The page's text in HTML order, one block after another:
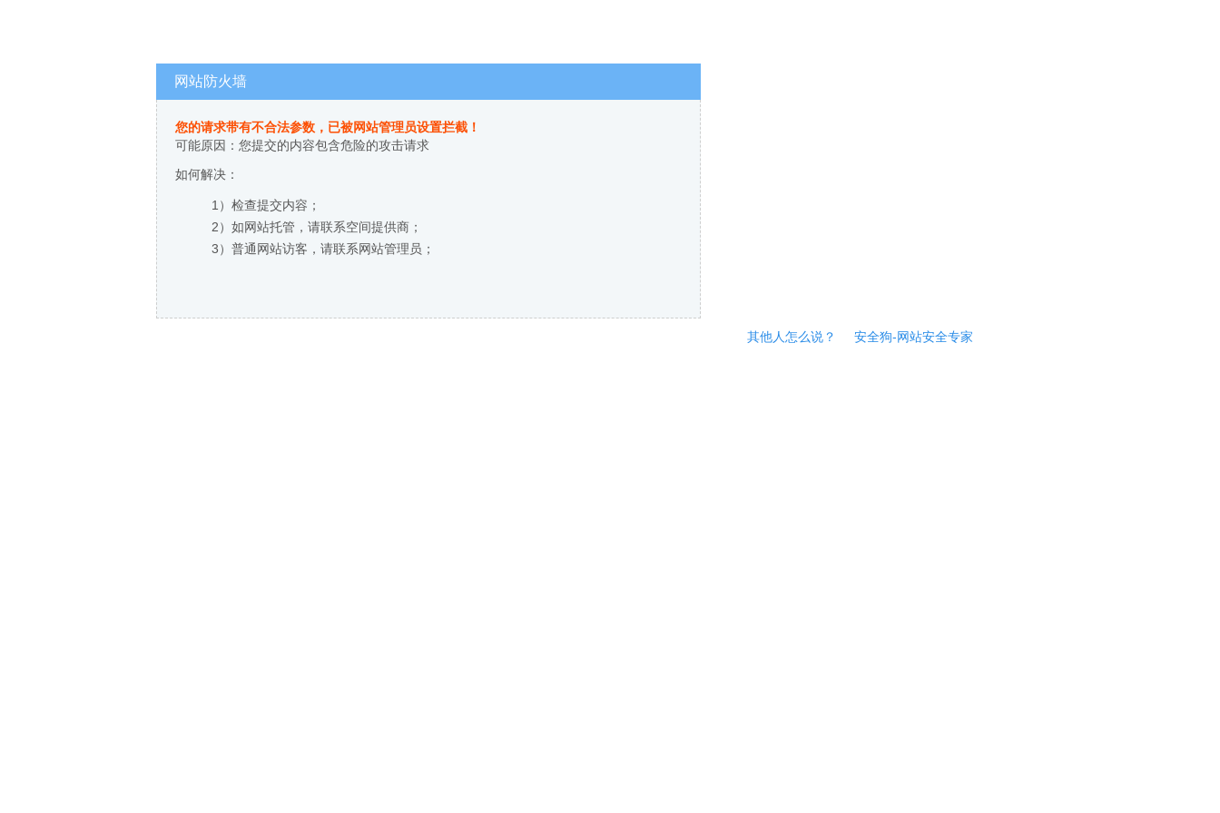
网站防火墙
您的请求带有不合法参数，已被网站管理员设置拦截！
可能原因：您提交的内容包含危险的攻击请求
如何解决：
1）检查提交内容；
2）如网站托管，请联系空间提供商；
3）普通网站访客，请联系网站管理员；
其他人怎么说？ 安全狗-网站安全专家